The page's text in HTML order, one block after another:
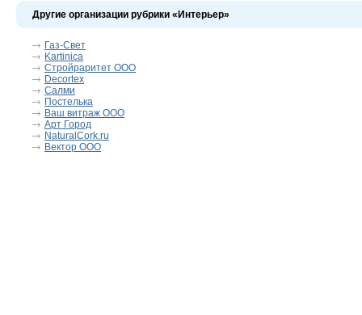
Другие организации рубрики «Интерьер»
Газ-Свет
Kartinica
Стройраритет ООО
Decortex
Салми
Постелька
Ваш витраж ООО
Арт Город
NaturalCork.ru
Вектор ООО